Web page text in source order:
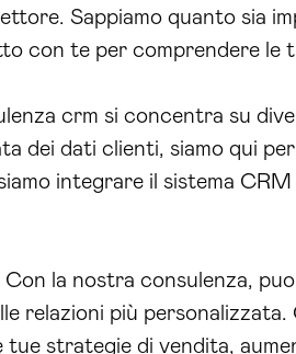
Sappiamo quanto sia
con te per comprendere le
crm si concentra su
dei dati clienti, siamo qui
integrare il sistema
la nostra consulenza,
relazioni più personalizzata.
tue strategie di vendita,